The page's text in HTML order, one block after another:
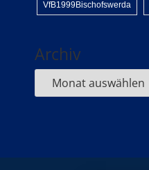
VfB1999Bischofswerda
Archiv